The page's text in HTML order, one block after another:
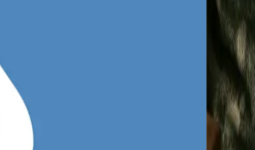
docelowe, które kompletnie
kliknąć i zadzwonić, a nie
z technicznym
kątem maksymalnej konwersji z
niższymi stawkami w